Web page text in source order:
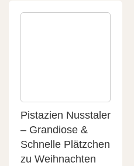
Pistazien Nusstaler
– Grandiose &
Schnelle Plätzchen
zu Weihnachten